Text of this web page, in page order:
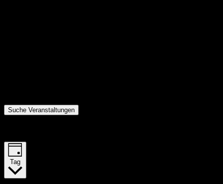
Suche Veranstaltungen
Tag